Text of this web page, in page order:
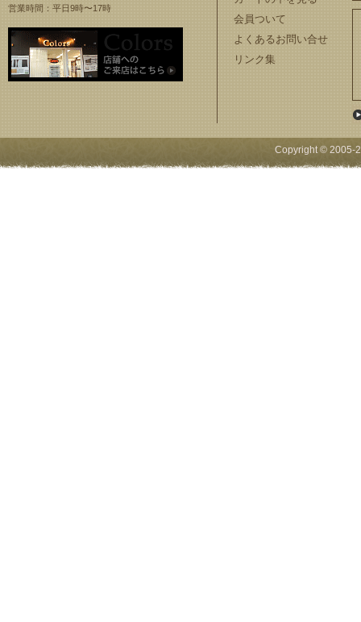
営業時間：平日9時〜17時
会員ついて
よくあるお問い合せ
リンク集
Copyright © 2005-